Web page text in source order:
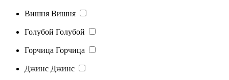
Вишня Вишня
Голубой Голубой
Горчица Горчица
Джинс Джинс